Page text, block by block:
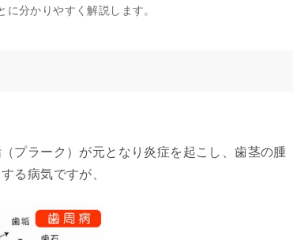
分かりやすく解説します。
プラーク）が元となり炎症を起こし、歯茎の腫
る病気ですが、